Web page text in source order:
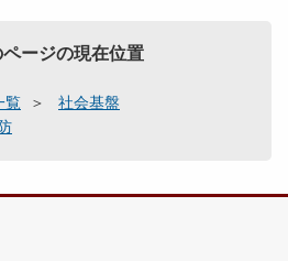
ページの現在位置
覧
社会基盤